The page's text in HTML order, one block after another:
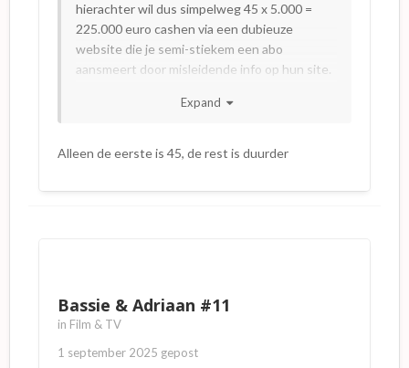
hierachter wil dus simpelweg 45 x 5.000 =
225.000 euro cashen via een dubieuze
website die je semi-stiekem een abo
aansmeert door misleidende info op hun site.
Expand
Alleen de eerste is 45, de rest is duurder
Bassie & Adriaan #11
in Film & TV
1 september 2025 gepost